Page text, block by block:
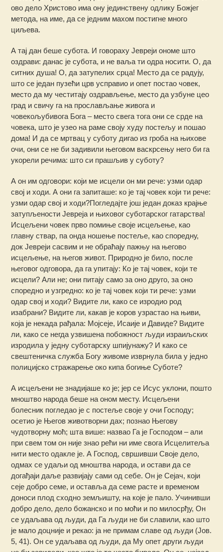
ово дело Христово има ону јединствену одлику Божјег
метода, на име, да се једним махом постигне много
циљева.
А тај дан беше субота. И говораху Јевреји ономе што
оздрави: данас је субота, и не ваља ти одра носити. О, да
ситних душа! О, да затупелих срца! Место да се радују,
што се један пузећи црв усправио и опет постао човек,
место да му честитају оздрављење, место да узбуне цео
град и свичу га на прослављање живога и
човекољубивога Бога – место свега тога они се срде на
човека, што је узео на раме своју худу постељу и пошао
дома! И да се мртвац у суботу дигао из гроба на њихове
очи, они се не би задивили његовом васкрсењу него би га
укорели речима: што си прашљив у суботу?
А он им одговори: који ме исцели он ми рече: узми одар
свој и ходи. А они га запиташе: ко је тај човек који ти рече:
узми одар свој и ходи?Погледајте још један доказ крајње
затупљености Јевреја и њиховог суботарског гатарства!
Исцељени човек прво помиње своје исцељење, као
главну ствар, па онда ношење постеље, као споредну,
док Јевреји сасвим и не обраћају пажњу на његово
исцељење, на његов живот. Природно је било, после
његовог одговора, да га упитају: Ко је тај човек, који те
исцели? Али не; они питају само за оно друго, за оно
споредно и узгредно: ко је тај човек који ти рече: узми
одар свој и ходи? Видите ли, како се изродио род
изабрани? Видите ли, какав је коров узрастао на њиви,
која је некада рађала: Мојсеје, Исаије и Давиде? Видите
ли, како се негда узвишена побожност људи израиљских
изродила у једну суботарску шпијунажу? И како се
свештеничка служба Богу живоме изврнула била у једно
полицијско стражарење око кипа богиње Суботе?
А исцељени не знадијаше ко је; јер се Исус уклони, пошто
мноштво народа беше на оном месту. Исцељени
болесник погледао је с постеље своје у очи Господу;
осетио је Његов животворни дах; познао Његову
чудотворну моћ; шта више: назвао Га је Господом – али
при свем том он није знао рећи ни име свога Исцелитеља
нити место одакле је. А Господ, свршивши Своје дело,
одмах се удаљи од мноштва народа, и остави да се
догађаји даље развијају сами од себе. Он је Сејач, који
сеје добро семе, и оставља да семе расте и временом
доноси плод сходно земљишту, на које је пало. Учинивши
добро дело, дело божанско и по моћи и по милосрђу, Он
се удаљава од људи, да Га људи не би славили, као што
је мало доцније и рекао: ја не примам славе од људи (Јов.
5, 41). Он се удаљава од људи, да Му опет други људи